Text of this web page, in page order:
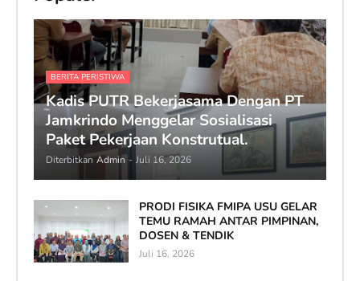
BERITA PERISTIWA
Kadis PUTR Bekerjasama Dengan PT
Jamkrindo Menggelar Sosialisasi
Paket Pekerjaan Konstrutual.
Diterbitkan Admin - Juli 16, 2026
PRODI FISIKA FMIPA USU GELAR
TEMU RAMAH ANTAR PIMPINAN,
DOSEN & TENDIK
Juli 16, 2026